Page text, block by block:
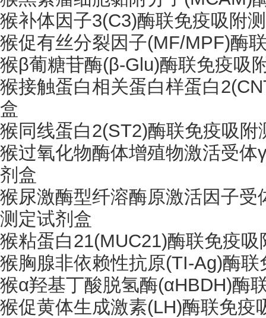
猴补体因子3(C3)酶联免疫吸附
猴促有丝分裂因子(MF/MPF)酶
猴β葡糖苷酶(β-Glu)酶联免疫吸
猴接触蛋白相关蛋白样蛋白
盒
猴同线蛋白2(ST2)酶联免疫吸附
猴过氧化物酶体增殖物激活受体
剂盒
猴尿激酶型纤溶酶原激活因子受
测定试剂盒
猴粘蛋白21(MUC21)酶联免疫
猴胸腺非依赖性抗原(TI-Ag)酶
猴α羟基丁酸脱氢酶(αHBDH)酶
猴促黄体生成激素(LH)酶联免疫